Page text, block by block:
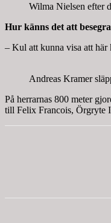
Wilma Nielsen efter
Hur känns det att
– Kul att kunna visa att här
Andreas Kramer
På herrarnas 800 meter
till Felix Francois, Örgryte